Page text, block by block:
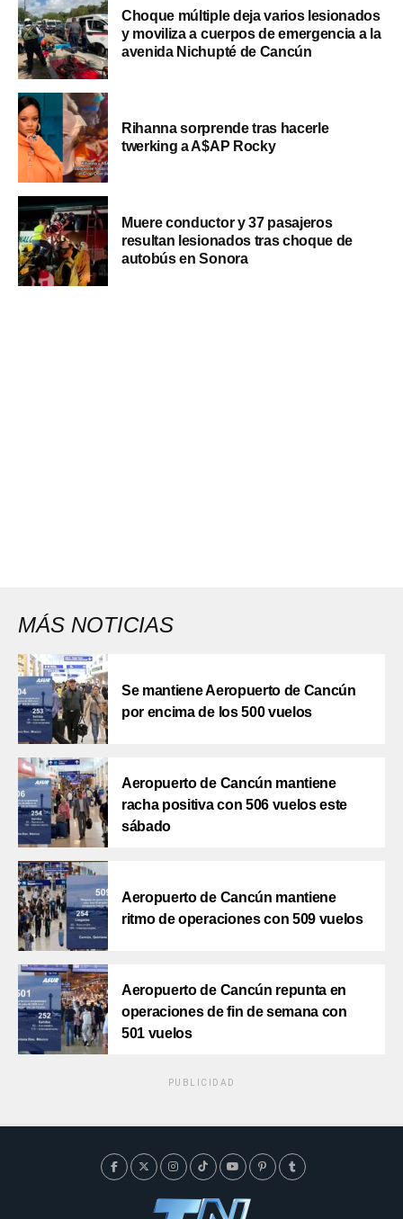
Choque múltiple deja varios lesionados
y moviliza a cuerpos de emergencia a la
avenida Nichupté de Cancún
Rihanna sorprende tras hacerle
twerking a A$AP Rocky
Muere conductor y 37 pasajeros
resultan lesionados tras choque de
autobús en Sonora
MÁS NOTICIAS
Se mantiene Aeropuerto de Cancún
por encima de los 500 vuelos
Aeropuerto de Cancún mantiene
racha positiva con 506 vuelos este
sábado
Aeropuerto de Cancún mantiene
ritmo de operaciones con 509 vuelos
Aeropuerto de Cancún repunta en
operaciones de fin de semana con
501 vuelos
PUBLICIDAD